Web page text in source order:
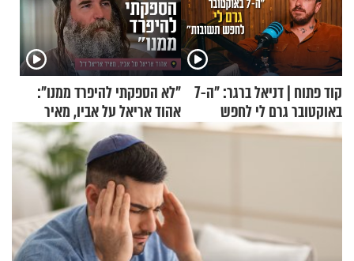
קוד פתוח | דניאל ברגר: "ה-7
באוקטובר גרם לי לחפש
תשובות"
"לא הספקתי להיפרד ממנו":
אהוד אריאל על אביו, מאיר
אריאל ז"ל